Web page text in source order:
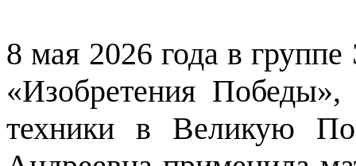
8 мая 2026 года в
«Изобретения
техники в Великую